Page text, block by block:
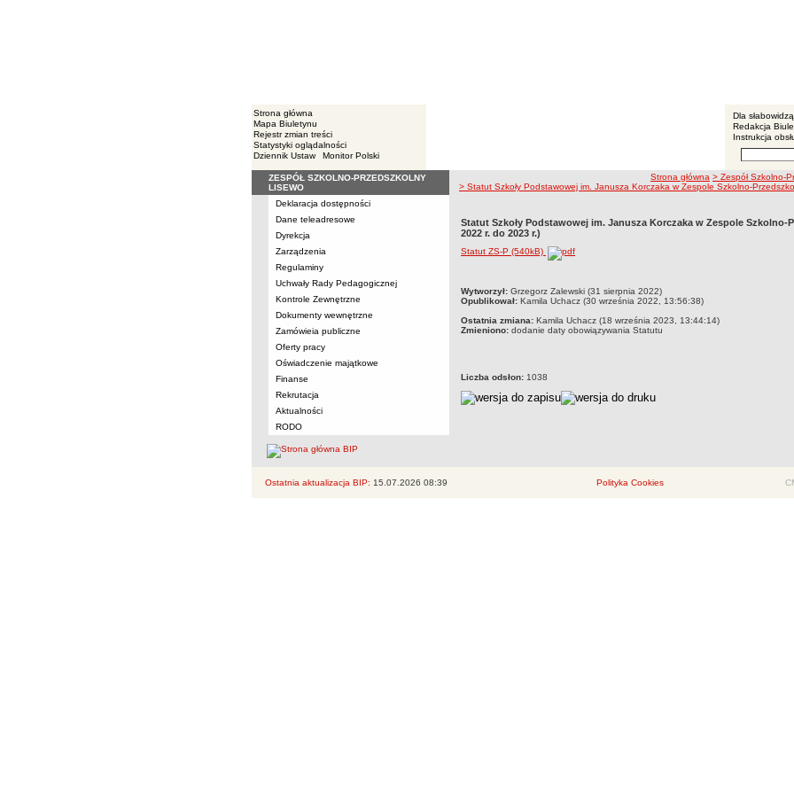
Strona główna
Mapa Biuletynu
Rejestr zmian treści
Statystyki oglądalności
Dziennik Ustaw
Monitor Polski
BIP -
Menu
Dla
Redakcja
Instrukcja
Wyszukiwarka
Menu
ZESPÓŁ SZKOLNO-PRZEDSZKOLNY
LISEWO
Deklaracja dostępności
Dane teleadresowe
Dyrekcja
Zarządzenia
Regulaminy
Uchwały Rady Pedagogicznej
Kontrole Zewnętrzne
Dokumenty wewnętrzne
Zamówieia publiczne
Oferty pracy
Oświadczenie majątkowe
Finanse
Rekrutacja
Aktualności
RODO
ścieżka nawigacji
Strona główna > Zespół Szkolno-
> Statut Szkoły Podstawowej im. Janusza Korczaka w Zespole Szkolno-
Statut Szkoły Podstawowej im. Janusza Korczaka w Zespole Szkolno-
2022 r. do 2023 r.)
Statut ZS-P (540kB)
metryczka
Wytworzył: Grzegorz Zalewski (31 sierpnia 2022)
Opublikował: Kamila Uchacz (30 września 2022, 13:56:38)
Ostatnia zmiana: Kamila Uchacz (18 września 2023, 13:44:14)
Zmieniono: dodanie daty obowiązywania Statutu
Liczba odsłon: 1038
Ostatnia aktualizacja BIP: 15.07.2026 08:39 Polityka Cookies